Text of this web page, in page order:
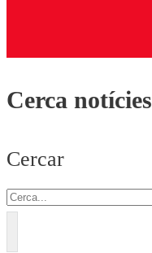
Cerca notícies
Cercar